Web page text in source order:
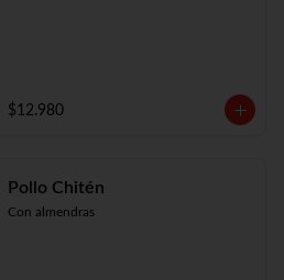
$12.980
Pollo Chitén
Con almendras